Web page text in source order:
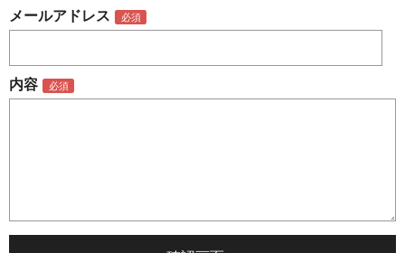
メールアドレス
内容